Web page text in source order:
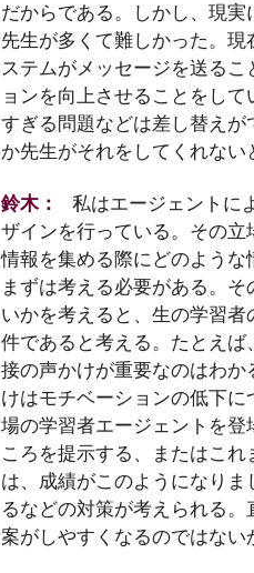
だからである。しかし、現
先生が多くて難しかった。
ステムがメッセージを送る
ョンを向上させることをし
すぎる問題などは差し替え
か先生がそれをしてくれな
鈴木：
私はエージェントに
ザインを行っている。その
情報を集める際にどのよう
まずは考える必要がある。
いかを考えると、生の学習
件であると考える。たとえ
接の声かけが重要なのはわ
けはモチベーションの低下
場の学習者エージェントを
ころを提示する、またはこ
は、成績がこのようになり
るなどの対策が考えられる
案がしやすくなるのではない